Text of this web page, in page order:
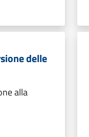
delle
alla